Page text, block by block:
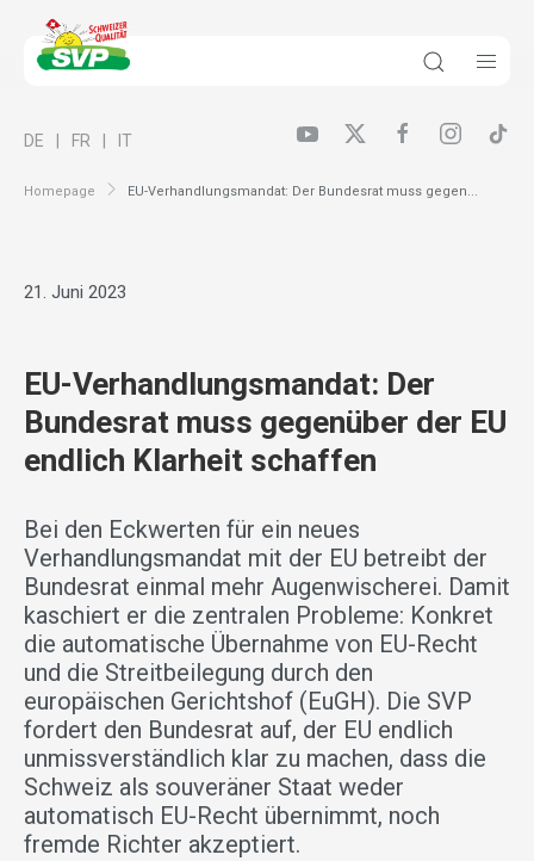
Homepage EU-Verhandlungsmandat: Der Bundesrat muss gegen...
DE FR IT
21. Juni 2023
EU-Verhandlungsmandat: Der
Bundesrat muss gegenüber der EU
endlich Klarheit schaffen
Bei den Eckwerten für ein neues
Verhandlungsmandat mit der EU betreibt der
Bundesrat einmal mehr Augenwischerei. Damit
kaschiert er die zentralen Probleme: Konkret
die automatische Übernahme von EU-Recht
und die Streitbeilegung durch den
europäischen Gerichtshof (EuGH). Die SVP
fordert den Bundesrat auf, der EU endlich
unmissverständlich klar zu machen, dass die
Schweiz als souveräner Staat weder
automatisch EU-Recht übernimmt, noch
fremde Richter akzeptiert.